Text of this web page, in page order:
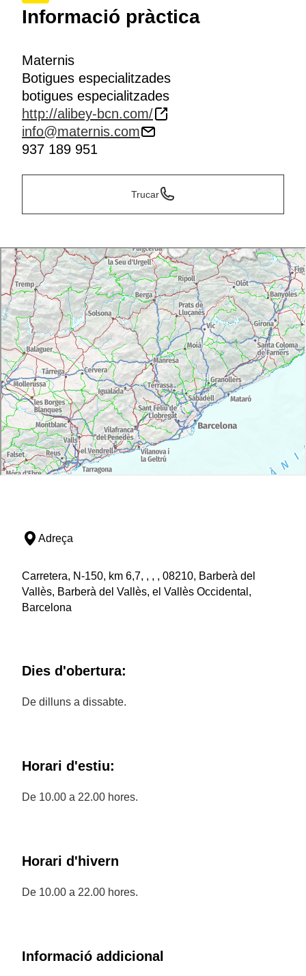
Informació pràctica
Maternis
Botigues especialitzades
botigues especialitzades
http://alibey-bcn.com/
info@maternis.com
937 189 951
Trucar
Adreça
Carretera, N-150, km 6,7, , , , 08210, Barberà del
Vallès, Barberà del Vallès, el Vallès Occidental,
Barcelona
Dies d'obertura:
De dilluns a dissabte.
Horari d'estiu:
De 10.00 a 22.00 hores.
Horari d'hivern
De 10.00 a 22.00 hores.
Informació addicional